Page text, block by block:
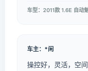
车型：2011款 1.6E 自动
车主：*闲
操控好，灵活，空